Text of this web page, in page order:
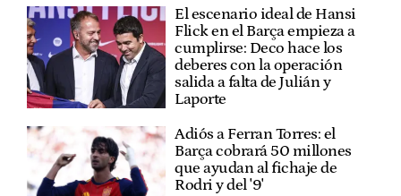
El escenario ideal de Hansi
Flick en el Barça empieza a
cumplirse: Deco hace los
deberes con la operación
salida a falta de Julián y
Laporte
Adiós a Ferran Torres: el
Barça cobrará 50 millones
que ayudan al fichaje de
Rodri y del '9'